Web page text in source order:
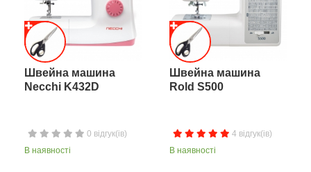
Швейна машина
Necchi K432D
0 відгук(ів)
В наявності
Швейна машина
Rold S500
4 відгук(ів)
В наявності